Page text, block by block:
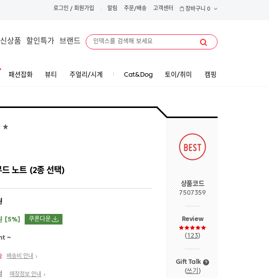
로그인 / 회원가입 알림 주문/배송 고객센터 장바구니 0
신상품 할인특가 브랜드
패션잡화 뷰티 주얼리/시계 Cat&Dog 토이/취미 캠핑
노트 (2종 선택)
[5%] 쿠폰다운
~
배송비 안내
매장정보 안내
상품코드
7507359
Review
(123)
Gift Talk
(쓰기 )